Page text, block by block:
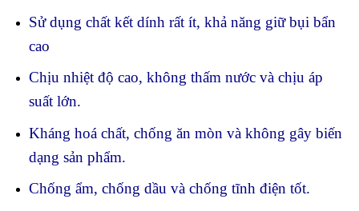
Sử dụng chất kết dính rất ít, khả năng giữ bụi bẩn
cao
Chịu nhiệt độ cao, không thấm nước và chịu áp
suất lớn.
Kháng hoá chất, chống ăn mòn và không gây biến
dạng sản phẩm.
Chống ẩm, chống dầu và chống tĩnh điện tốt.